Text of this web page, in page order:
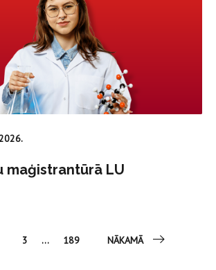
maģistrantūrā LU
3 ... 189 NĀKAMĀ